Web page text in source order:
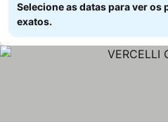
Selecione as datas para ver os
exatos.